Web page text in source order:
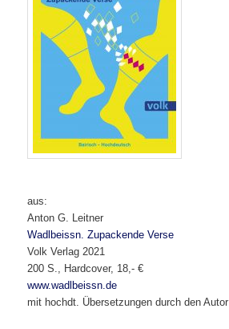
aus:
Anton G. Leitner
Wadlbeissn. Zupackende Verse
Volk Verlag 2021
200 S., Hardcover, 18,- €
www.wadlbeissn.de
mit hochdt. Übersetzungen durch den Autor